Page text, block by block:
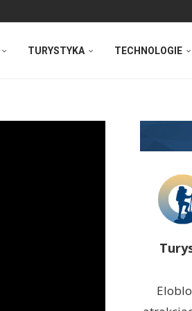
TURYSTYKA TECHNOLOGIE